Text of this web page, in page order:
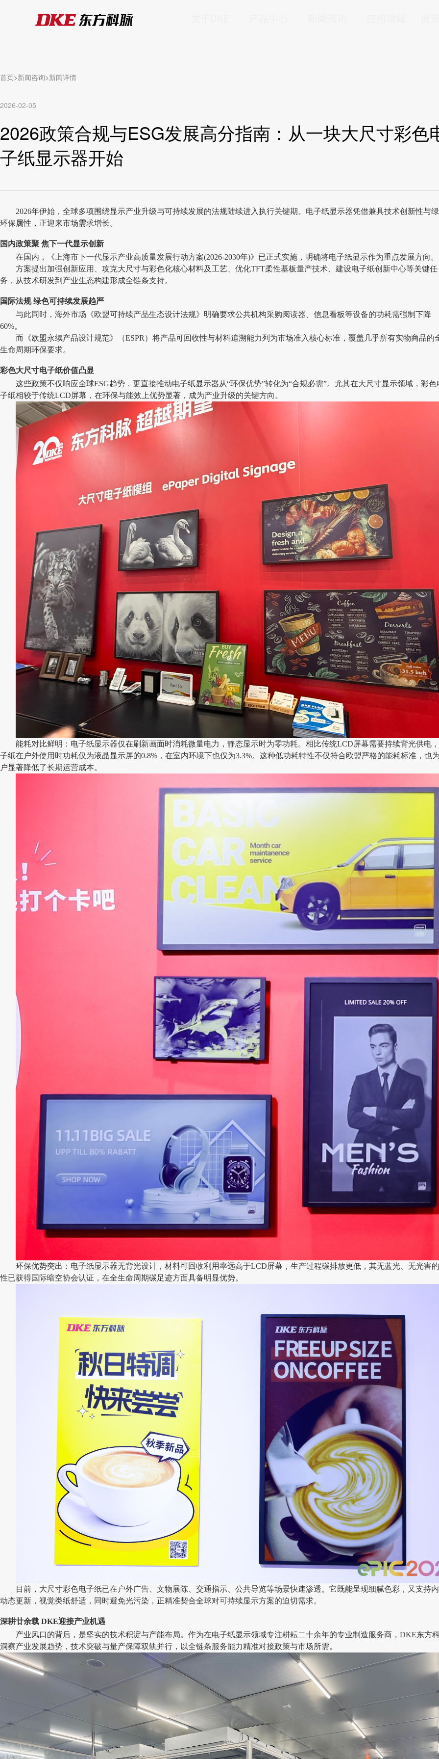
首页 新闻咨询 新闻详情
2026-02-05
2026政策合规与ESG发展高分指南：从一块大尺寸彩色
子纸显示器开始
2026年伊始，全球多项围绕显示产业升级与可持续发展的法规陆续进入执行关键期。电子纸显示器凭借兼具技术创新性与
环保属性，正迎来市场需求增长。
国内政策聚 焦下一代显示创新
在国内，《上海市下一代显示产业高质量发展行动方案(2026-2030年)》已正式实施，明确将电子纸显示作为重点发展方向。
方案提出加强创新应用、攻克大尺寸与彩色化核心材料及工艺、优化TFT柔性基板量产技术、建设电子纸创新中心等关键任
务，从技术研发到产业生态构建形成全链条支持。
国际法规 绿色可持续发展趋严
与此同时，海外市场《欧盟可持续产品生态设计法规》明确要求公共机构采购阅读器、信息看板等设备的功耗需强制下降
60%。
而《欧盟永续产品设计规范》（ESPR）将产品可回收性与材料追溯能力列为市场准入核心标准，覆盖几乎所有实物商品的
生命周期环保要求。
彩色大尺寸电子纸价值凸显
这些政策不仅响应全球ESG趋势，更直接推动电子纸显示器从“环保优势”转化为“合规必需”。尤其在大尺寸显示领域，彩色
子纸相较于传统LCD屏幕，在环保与能效上优势显著，成为产业升级的关键方向。
能耗对比鲜明：电子纸显示器仅在刷新画面时消耗微量电力，静态显示时为零功耗。相比传统LCD屏幕需要持续背光供电
子纸在户外使用时功耗仅为液晶显示屏的0.8%，在室内环境下也仅为3.3%。这种低功耗特性不仅符合欧盟严格的能耗标准，也
户显著降低了长期运营成本。
环保优势突出：电子纸显示器无背光设计，材料可回收利用率远高于LCD屏幕，生产过程碳排放更低，其无蓝光、无光害
性已获得国际暗空协会认证，在全生命周期碳足迹方面具备明显优势。
目前，大尺寸彩色电子纸已在户外广告、文物展陈、交通指示、公共导览等场景快速渗透。它既能呈现细腻色彩，又支持
动态更新，视觉类纸舒适，同时避免光污染，正精准契合全球对可持续显示方案的迫切需求。
深耕廿余载 DKE迎接产业机遇
产业风口的背后，是坚实的技术积淀与产能布局。作为在电子纸显示领域专注耕耘二十余年的专业制造服务商，DKE东方
洞察产业发展趋势，技术突破与量产保障双轨并行，以全链条服务能力精准对接政策与市场所需。